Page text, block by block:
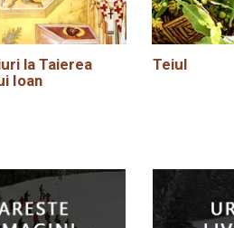
la Taierea
Ioan
Teiul